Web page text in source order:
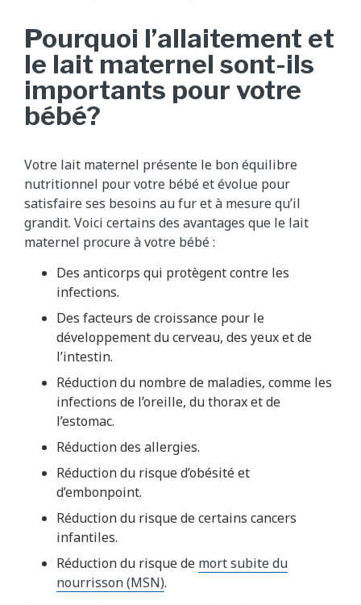
Pourquoi l’allaitement et
le lait maternel sont-ils
importants pour votre
bébé?
Votre lait maternel présente le bon équilibre
nutritionnel pour votre bébé et évolue pour
satisfaire ses besoins au fur et à mesure qu’il
grandit. Voici certains des avantages que le lait
maternel procure à votre bébé :
Des anticorps qui protègent contre les
infections.
Des facteurs de croissance pour le
développement du cerveau, des yeux et de
l’intestin.
Réduction du nombre de maladies, comme les
infections de l’oreille, du thorax et de
l’estomac.
Réduction des allergies.
Réduction du risque d’obésité et
d’embonpoint.
Réduction du risque de certains cancers
infantiles.
Réduction du risque de mort subite du
nourrisson (MSN).